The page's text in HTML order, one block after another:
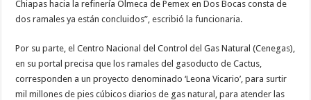
Chiapas hacia la refinería Olmeca de Pemex en Dos Bocas consta de
dos ramales ya están concluidos”, escribió la funcionaria.
Por su parte, el Centro Nacional del Control del Gas Natural (Cenegas),
en su portal precisa que los ramales del gasoducto de Cactus,
corresponden a un proyecto denominado ‘Leona Vicario’, para surtir
mil millones de pies cúbicos diarios de gas natural, para atender las